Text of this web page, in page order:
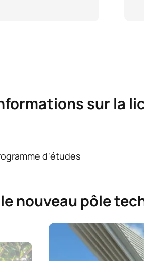
sur la
d'études
cours
ANNUELLES
Code Matières
nouveau pôle